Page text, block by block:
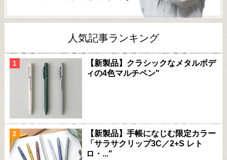
人気記事ランキング
【新製品】クラシックなメタルボデ
ィの4色マルチペン"
【新製品】手帳になじむ限定カラー
「サラサクリップ3C／2+S レト
ロ・..."